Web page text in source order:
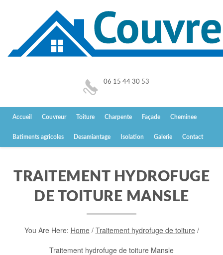
06 15 44 30 53
Accueil Couvreur Toiture Charpente Façade Cheminee
Batiments agricoles Desamiantage Isolation Galerie Contact
TRAITEMENT HYDROFUGE
DE TOITURE MANSLE
You Are Here: Home/ Traitement hydrofuge de toiture/
Traitement hydrofuge de toiture Mansle